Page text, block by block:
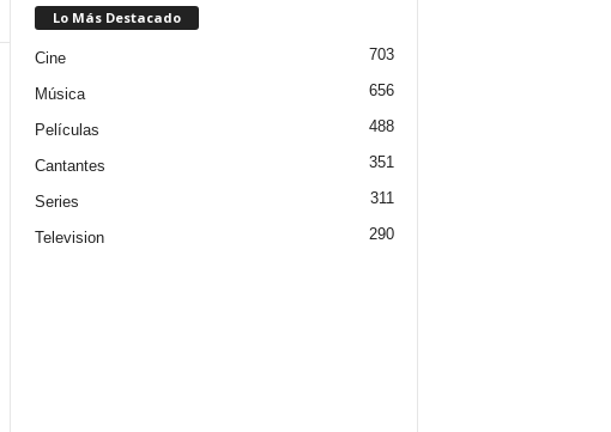
Lo Más Destacado
Cine 703
Música 656
Películas 488
Cantantes 351
Series 311
Television 290